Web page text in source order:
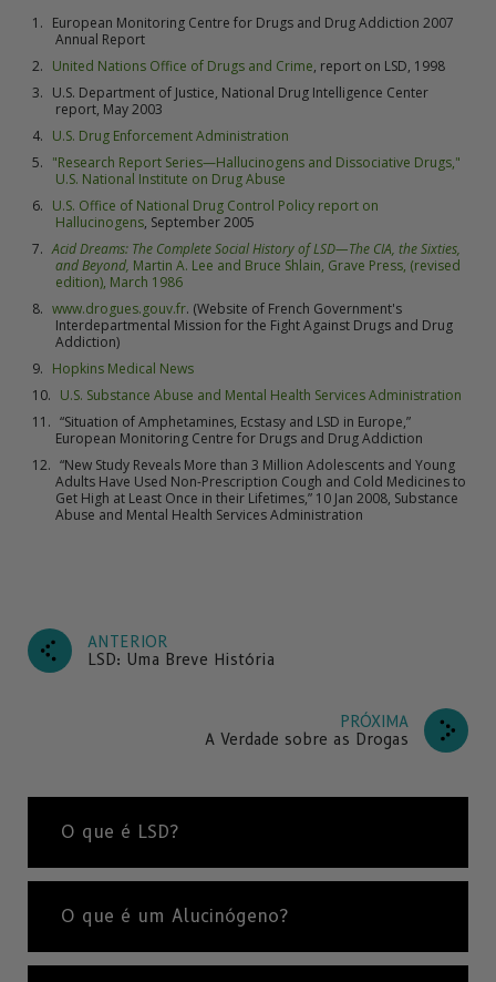
European Monitoring Centre for Drugs and Drug Addiction 2007
Annual Report
United Nations Office of Drugs and Crime, report on LSD, 1998
U.S. Department of Justice, National Drug Intelligence Center
report, May 2003
U.S. Drug Enforcement Administration
"Research Report Series—Hallucinogens and Dissociative Drugs,"
U.S. National Institute on Drug Abuse
U.S. Office of National Drug Control Policy report on
Hallucinogens, September 2005
Acid Dreams: The Complete Social History of LSD—The CIA, the Sixties,
and Beyond, Martin A. Lee and Bruce Shlain, Grave Press, (revised
edition), March 1986
www.drogues.gouv.fr. (Website of French Government's
Interdepartmental Mission for the Fight Against Drugs and Drug
Addiction)
Hopkins Medical News
U.S. Substance Abuse and Mental Health Services Administration
“Situation of Amphetamines, Ecstasy and LSD in Europe,”
European Monitoring Centre for Drugs and Drug Addiction
“New Study Reveals More than 3 Million Adolescents and Young
Adults Have Used Non-Prescription Cough and Cold Medicines to
Get High at Least Once in their Lifetimes,” 10 Jan 2008, Substance
Abuse and Mental Health Services Administration
ANTERIOR
LSD: Uma Breve História
PRÓXIMA
A Verdade sobre as Drogas
O que é LSD?
O que é um Alucinógeno?